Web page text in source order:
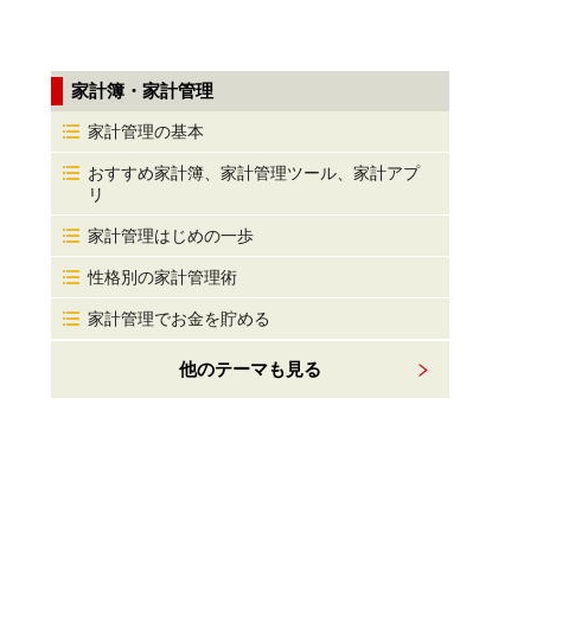
家計簿・家計管理
家計管理の基本
おすすめ家計簿、家計管理ツール、家計アプ
リ
家計管理はじめの一歩
性格別の家計管理術
家計管理でお金を貯める
他のテーマも見る